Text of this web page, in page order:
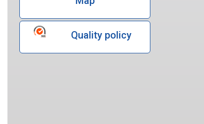
Quality policy